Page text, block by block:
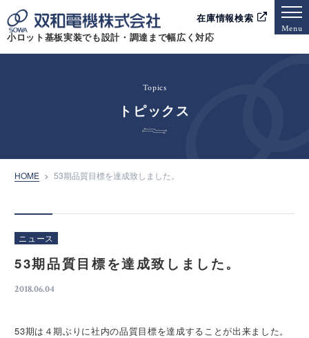
小ロット基板実装でも設計・調達まで幅広く対応
在庫情報検索
Menu
Topics
トピックス
HOME 53期品質目標を達成致しました。
ニュース
53期品質目標を達成致しました。
2018.06.04
53期は４期ぶりに社内の品質目標を達成することが出来ました。